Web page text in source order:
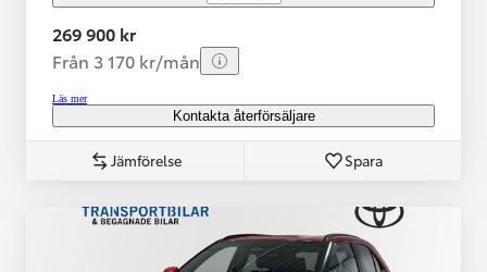
269 900 kr
Från 3 170 kr/mån
Läs mer
Kontakta återförsäljare
Jämförelse Spara